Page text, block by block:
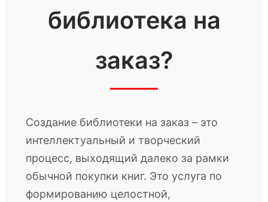
библиотека на
заказ?
Создание библиотеки на заказ – это
интеллектуальный и творческий
процесс, выходящий далеко за рамки
обычной покупки книг. Это услуга по
формированию целостной,